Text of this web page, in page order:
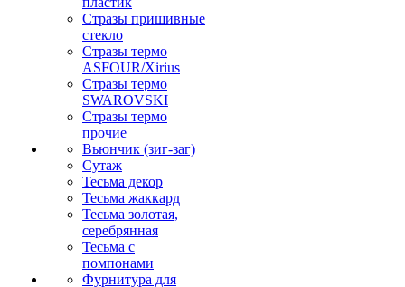
Стразы пришивные
стекло
Стразы термо
ASFOUR/Xirius
Стразы термо
SWAROVSKI
Стразы термо
прочие
Вьюнчик (зиг-заг)
Сутаж
Тесьма декор
Тесьма жаккард
Тесьма золотая,
серебрянная
Тесьма с
помпонами
Фурнитура для